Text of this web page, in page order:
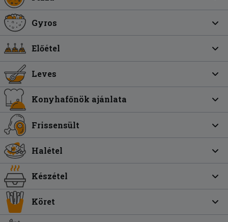
Gyros
Előétel
Leves
Konyhafőnök ajánlata
Frissensült
Halétel
Készétel
Köret